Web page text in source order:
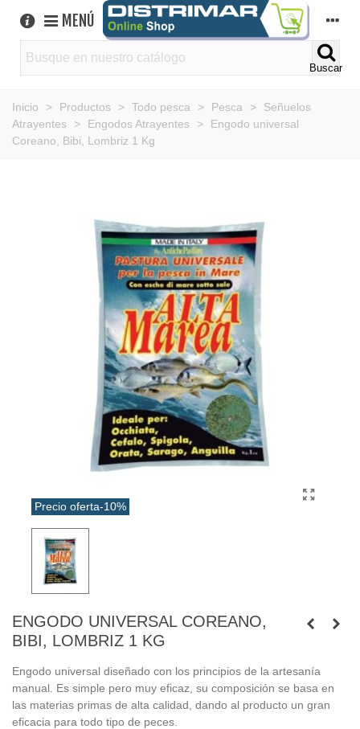
MENÚ
Buscar
Inicio > Productos > Todo pesca > Pesca >
Señuelos
Atrayentes
> Engodos Atrayentes >
Engodo universal
Coreano, Bibi, Lombriz 1 Kg
Precio oferta-10%
ENGODO UNIVERSAL COREANO,
BIBI, LOMBRIZ 1 KG
Engodo universal diseñado con los principios de la artesanía
manual. Es simple pero muy eficaz, su composición se basa en
las materias primas de alta calidad, dando al producto un gran
eficacia para todo tipo de peces.